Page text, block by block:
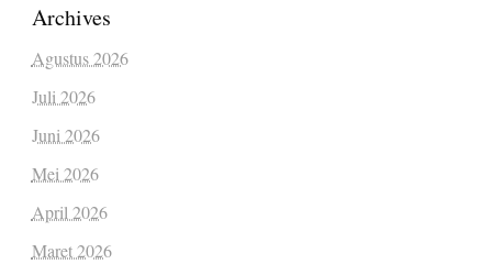
Archives
Agustus 2026
Juli 2026
Juni 2026
Mei 2026
April 2026
Maret 2026